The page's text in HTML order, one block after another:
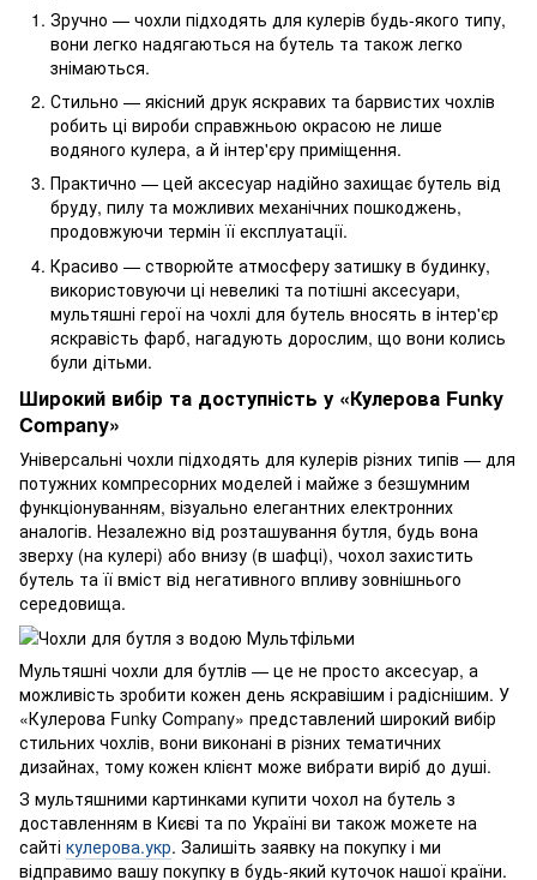
Зручно — чохли підходять для кулерів будь-якого типу,
вони легко надягаються на бутель та також легко
знімаються.
Стильно — якісний друк яскравих та барвистих чохлів
робить ці вироби справжньою окрасою не лише
водяного кулера, а й інтер'єру приміщення.
Практично — цей аксесуар надійно захищає бутель від
бруду, пилу та можливих механічних пошкоджень,
продовжуючи термін її експлуатації.
Красиво — створюйте атмосферу затишку в будинку,
використовуючи ці невеликі та потішні аксесуари,
мультяшні герої на чохлі для бутель вносять в інтер'єр
яскравість фарб, нагадують дорослим, що вони колись
були дітьми.
Широкий вибір та доступність у «Кулерова Funky
Company»
Універсальні чохли підходять для кулерів різних типів — для
потужних компресорних моделей і майже з безшумним
функціонуванням, візуально елегантних електронних
аналогів. Незалежно від розташування бутля, будь вона
зверху (на кулері) або внизу (в шафці), чохол захистить
бутель та її вміст від негативного впливу зовнішнього
середовища.
Мультяшні чохли для бутлів — це не просто аксесуар, а
можливість зробити кожен день яскравішим і радіснішим. У
«Кулерова Funky Company» представлений широкий вибір
стильних чохлів, вони виконані в різних тематичних
дизайнах, тому кожен клієнт може вибрати виріб до душі.
З мультяшними картинками купити чохол на бутель з
доставленням в Києві та по Україні ви також можете на
сайті кулерова.укр. Залишіть заявку на покупку і ми
відправимо вашу покупку в будь-який куточок нашої країни.